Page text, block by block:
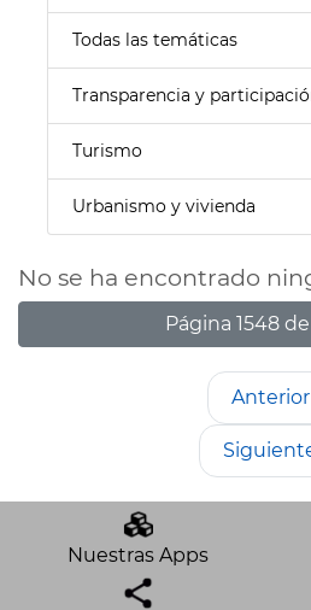
Todas las temáticas
Transparencia y
Turismo
Urbanismo y vivienda
No se ha encontrado
Página 1548 de
Anterior
Nuestras Apps